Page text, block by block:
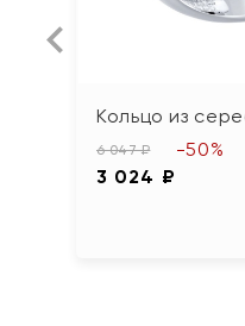
Кольцо из
6 047 ₽
3 024 ₽
-50%